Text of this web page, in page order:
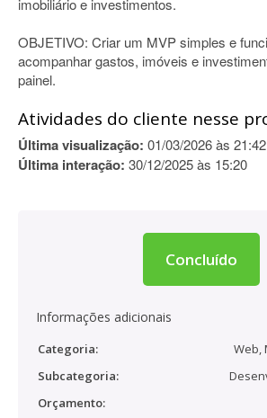
imobiliário e investimentos.
OBJETIVO: Criar um MVP simples e
acompanhar gastos, imóveis e
painel.
Atividades do cliente nesse
Última visualização: 01/03/2026 às 21:42
Última interação: 30/12/2025 às 15:20
Concluído
Informações adicionais
Categoria:
Web,
Subcategoria:
Orçamento: